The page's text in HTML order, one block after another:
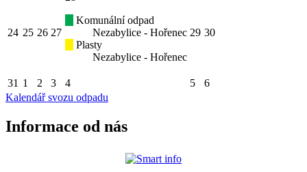
24 25 26 27
Komunální odpad
Nezabylice - Hořenec
Plasty
Nezabylice - Hořenec
29 30
31 1 2 3 4 5
6
Kalendář svozu odpadu
Informace od nás